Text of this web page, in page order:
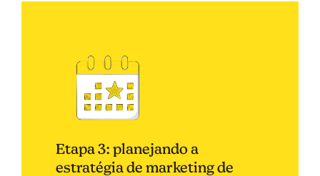
Etapa 3: planejando a
estratégia de marketing de